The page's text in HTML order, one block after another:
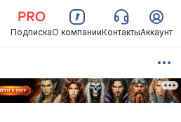
ПодпискаО компанииКонтактыАккаунт